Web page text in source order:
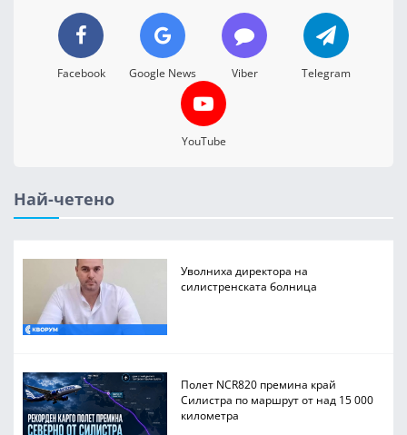
Facebook Google News Viber Telegram
YouTube
Най-четено
Уволниха директора на
силистренската болница
Полет NCR820 премина край
Силистра по маршрут от над 15 000
километра